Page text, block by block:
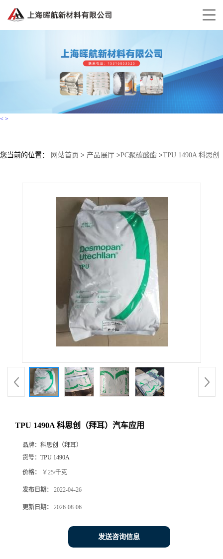
< >
您当前的位置： 网站首页 > 产品展厅 >PC聚碳酸酯 >TPU 1490A 科思创
TPU 1490A 科思创（拜耳）汽车应用
品牌： 科思创（拜耳）
货号： TPU 1490A
价格： ￥25/千克
发布日期： 2022-04-26
更新日期： 2026-08-06
发送咨询信息